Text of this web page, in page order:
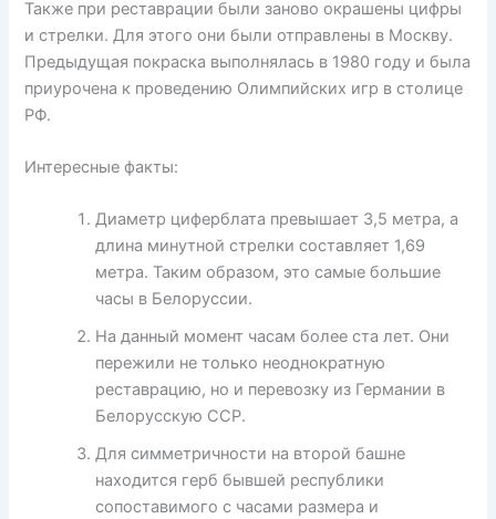
Также при реставрации были заново окрашены цифры
и стрелки. Для этого они были отправлены в Москву.
Предыдущая покраска выполнялась в 1980 году и была
приурочена к проведению Олимпийских игр в столице
РФ.
Интересные факты:
Диаметр циферблата превышает 3,5 метра, а
длина минутной стрелки составляет 1,69
метра. Таким образом, это самые большие
часы в Белоруссии.
На данный момент часам более ста лет. Они
пережили не только неоднократную
реставрацию, но и перевозку из Германии в
Белорусскую ССР.
Для симметричности на второй башне
находится герб бывшей республики
сопоставимого с часами размера и